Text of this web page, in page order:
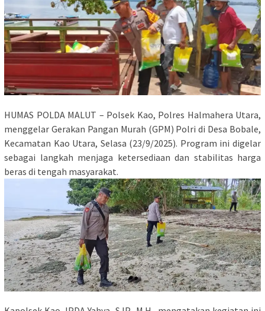
HUMAS POLDA MALUT – Polsek Kao, Polres Halmahera Utara,
menggelar Gerakan Pangan Murah (GPM) Polri di Desa Bobale,
Kecamatan Kao Utara, Selasa (23/9/2025). Program ini digelar
sebagai langkah menjaga ketersediaan dan stabilitas harga
beras di tengah masyarakat.